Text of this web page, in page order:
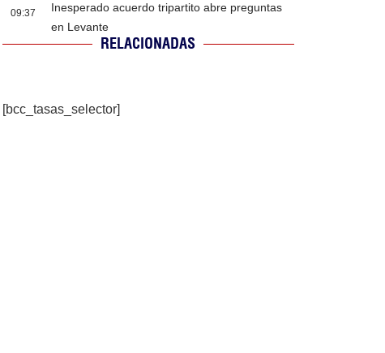
09:37
Inesperado acuerdo tripartito abre preguntas
en Levante
RELACIONADAS
[bcc_tasas_selector]